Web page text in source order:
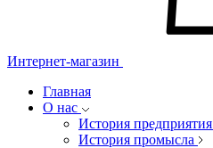
Интернет-магазин
Главная
О нас
История предприятия
История промысла